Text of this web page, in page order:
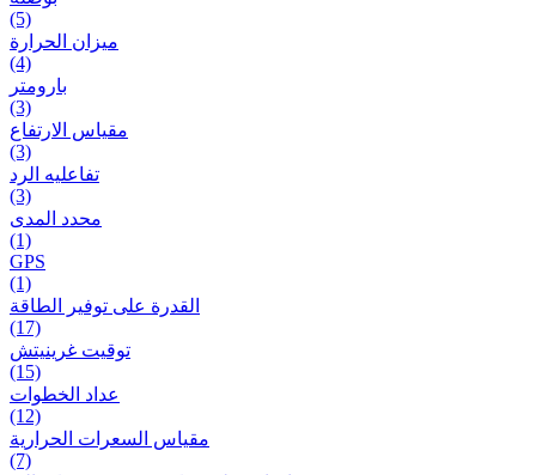
(5)
ميزان الحرارة
(4)
بارومتر
(3)
مقياس الارتفاع
(3)
تفاعلیه الرد
(3)
محدد المدى
(1)
GPS
(1)
القدرة على توفير الطاقة
(17)
توقيت غرينيتش
(15)
عداد الخطوات
(12)
مقیاس السعرات الحرارية
(7)